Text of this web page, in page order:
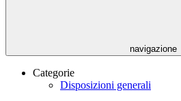
navigazione
Categorie
Disposizioni generali